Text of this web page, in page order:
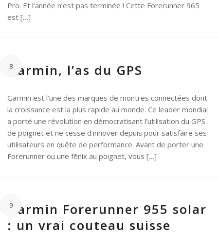
Pro. Et l’année n’est pas terminée ! Cette Forerunner 965
est […]
8
Garmin, l’as du GPS
Garmin est l’une des marques de montres connectées dont
la croissance est la plus rapide au monde. Ce leader mondial
a porté une révolution en démocratisant l’utilisation du GPS
de poignet et ne cesse d’innover depuis pour satisfaire ses
utilisateurs en quête de performance. Avant de porter une
Forerunner ou une fēnix au poignet, vous […]
9
Garmin Forerunner 955 solar
: un vrai couteau suisse